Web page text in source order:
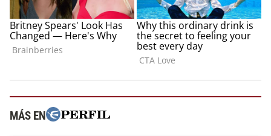
MÁS EN